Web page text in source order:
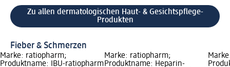
Zu allen dermatologischen Haut- & Gesichtspflege-
Produkten
Fieber & Schmerzen
Marke: ratiopharm;
Produktname: IBU-ratiopharm
Marke: ratiopharm;
Produktname: Heparin-